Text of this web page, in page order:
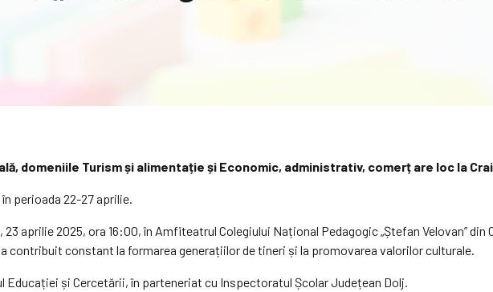
domeniile Turism și alimentație și Economic, administrativ, comerț are loc la
perioada 22-27 aprilie.
aprilie 2025, ora 16:00, în Amfiteatrul Colegiului Național Pedagogic „Ștefan Velovan” din
contribuit constant la formarea generațiilor de tineri și la promovarea valorilor culturale.
și Cercetării, în parteneriat cu Inspectoratul Școlar Județean Dolj.